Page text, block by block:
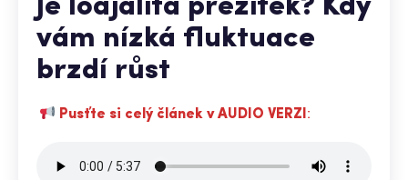
Aktuality
O nás
Je loajalita přežitek? Kdy
vám nízká fluktuace
brzdí růst
Pusťte si celý článek v AUDIO VERZI: